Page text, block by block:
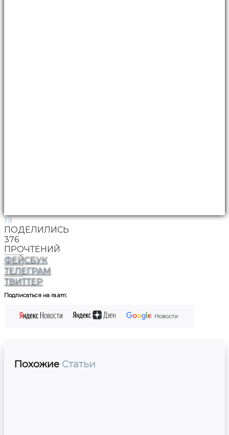
19
ПОДЕЛИЛИСЬ
376
ПРОЧТЕНИЙ
ФЕЙСБУК
ТЕЛЕГРАМ
ТВИТТЕР
Подписаться на ra.am:
Похожие Статьи